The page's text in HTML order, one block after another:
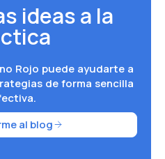
ideas a la
Rojo puede ayudarte a
de forma sencilla
al blog